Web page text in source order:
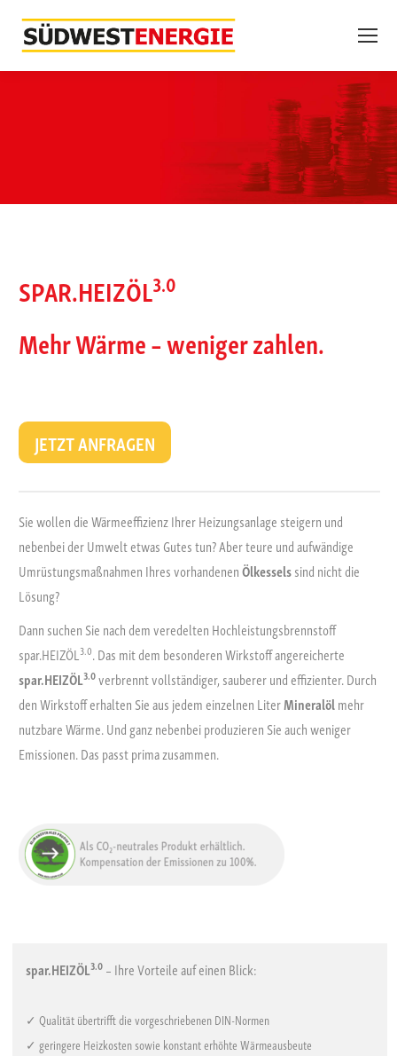
SPAR.HEIZÖL3.0
Mehr Wärme – weniger zahlen.
JETZT ANFRAGEN
Sie wollen die Wärmeeffizienz Ihrer Heizungsanlage steigern und
nebenbei der Umwelt etwas Gutes tun? Aber teure und aufwändige
Umrüstungsmaßnahmen Ihres vorhandenenÖlkesselssind nicht die
Lösung?
Dann suchen Sie nach dem veredelten Hochleistungsbrennstoff
spar.HEIZÖL3.0. Das mit dem besonderen Wirkstoff angereicherte
spar.HEIZÖL3.0verbrennt vollständiger, sauberer und effizienter. Durch
den Wirkstoff erhalten Sie aus jedem einzelnen LiterMineralölmehr
nutzbare Wärme. Und ganz nebenbei produzieren Sie auch weniger
Emissionen. Das passt prima zusammen.
spar.HEIZÖL3.0– Ihre Vorteile auf einen Blick:
✓ Qualität übertrifft die vorgeschriebenen DIN-Normen
✓ geringere Heizkosten sowie konstant erhöhte Wärmeausbeute